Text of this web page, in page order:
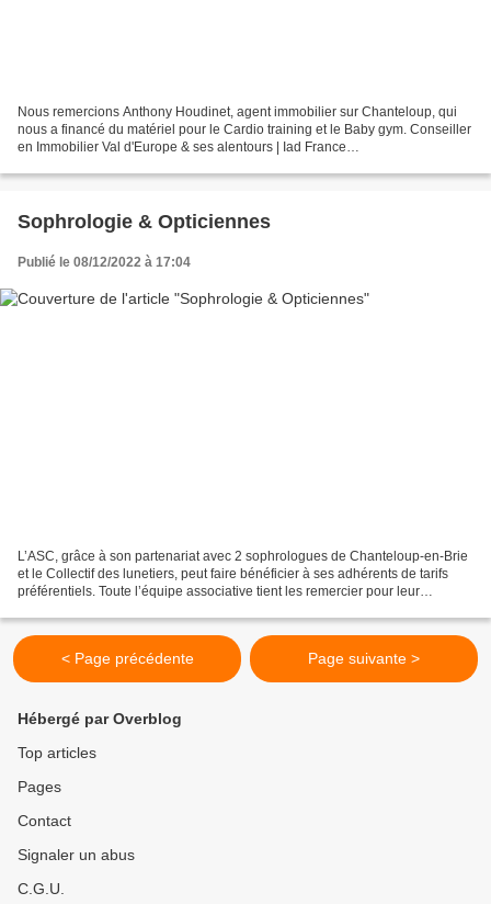
Nous remercions Anthony Houdinet, agent immobilier sur Chanteloup, qui
nous a financé du matériel pour le Cardio training et le Baby gym. Conseiller
en Immobilier Val d'Europe & ses alentours | Iad France
Sophrologie & Opticiennes
Publié le 08/12/2022 à 17:04
L’ASC, grâce à son partenariat avec 2 sophrologues de Chanteloup-en-Brie
et le Collectif des lunetiers, peut faire bénéficier à ses adhérents de tarifs
préférentiels. Toute l’équipe associative tient les remercier pour leur
< Page précédente Page suivante >
Hébergé par Overblog
Top articles
Pages
Contact
Signaler un abus
C.G.U.